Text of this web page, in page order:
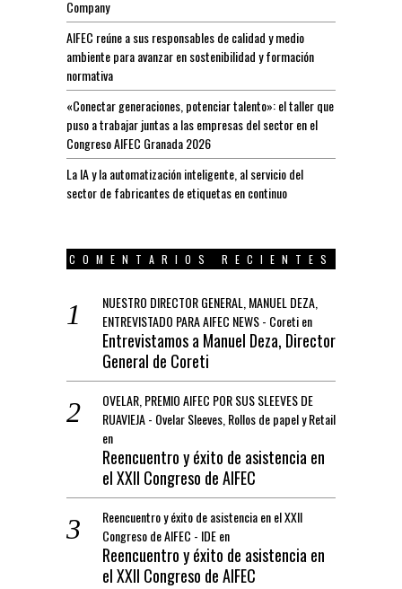
Company
AIFEC reúne a sus responsables de calidad y medio
ambiente para avanzar en sostenibilidad y formación
normativa
«Conectar generaciones, potenciar talento»: el taller que
puso a trabajar juntas a las empresas del sector en el
Congreso AIFEC Granada 2026
La IA y la automatización inteligente, al servicio del
sector de fabricantes de etiquetas en continuo
COMENTARIOS RECIENTES
NUESTRO DIRECTOR GENERAL, MANUEL DEZA,
ENTREVISTADO PARA AIFEC NEWS - Coretien
Entrevistamos a Manuel Deza, Director
General de Coreti
OVELAR, PREMIO AIFEC POR SUS SLEEVES DE
RUAVIEJA - Ovelar Sleeves, Rollos de papel y Retail
en
Reencuentro y éxito de asistencia en
el XXII Congreso de AIFEC
Reencuentro y éxito de asistencia en el XXII
Congreso de AIFEC - IDEen
Reencuentro y éxito de asistencia en
el XXII Congreso de AIFEC